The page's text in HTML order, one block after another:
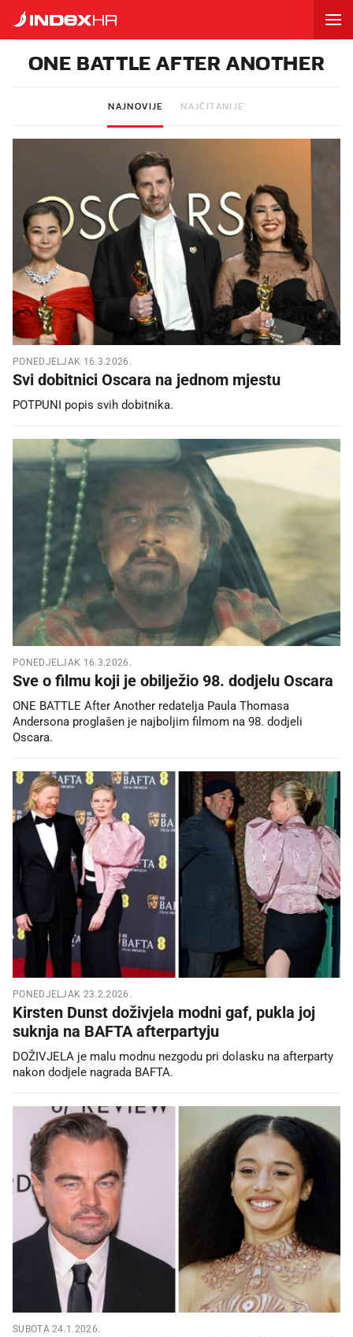
ONE BATTLE AFTER ANOTHER
NAJNOVIJE NAJČITANIJE
PONEDJELJAK 16.3.2026.
Svi dobitnici Oscara na jednom mjestu
POTPUNI popis svih dobitnika.
PONEDJELJAK 16.3.2026.
Sve o filmu koji je obilježio 98. dodjelu Oscara
ONE BATTLE After Another redatelja Paula Thomasa
Andersona proglašen je najboljim filmom na 98. dodjeli
Oscara.
PONEDJELJAK 23.2.2026.
Kirsten Dunst doživjela modni gaf, pukla joj
suknja na BAFTA afterpartyju
DOŽIVJELA je malu modnu nezgodu pri dolasku na afterparty
nakon dodjele nagrada BAFTA.
SUBOTA 24.1.2026.